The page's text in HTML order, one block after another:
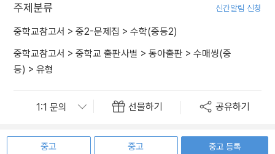
주제분류 신간알림 신청
중학교참고서 > 중2-문제집 > 수학(중등2)
중학교참고서 > 중학교 출판사별 > 동아출판 > 수매씽(중
등) > 유형
선물하기 공유하기
중고
중고
중고 등록